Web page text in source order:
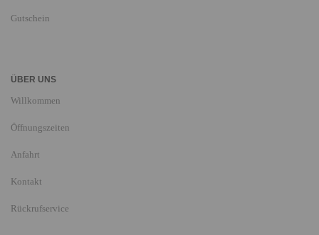
Gutschein
ÜBER UNS
Willkommen
Öffnungszeiten
Anfahrt
Kontakt
Rückrufservice